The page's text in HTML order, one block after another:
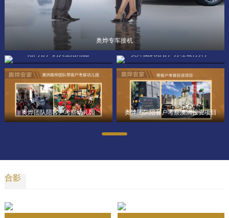
奥烨专车接机
陪同客户购买生活用品
奥烨团队陪客户办理银行开户
奥烨团队陪客户考察幼儿园 奥烨团队陪客户考察澳洲投资项目
合影